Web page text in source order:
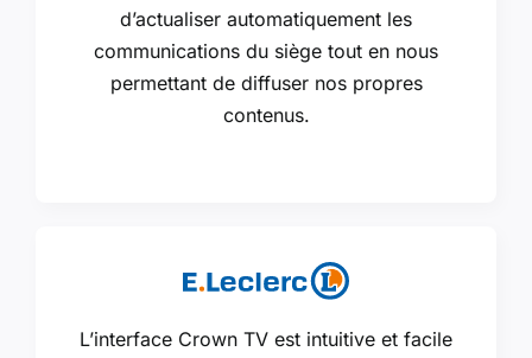
d’actualiser automatiquement les
communications du siège tout en nous
permettant de diffuser nos propres
contenus.
L’interface Crown TV est intuitive et facile